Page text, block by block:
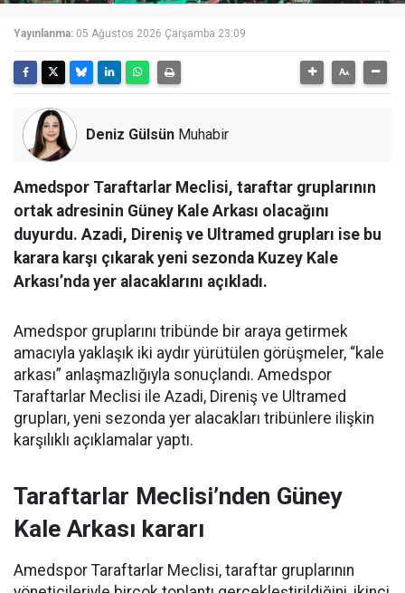
Yayınlanma: 05 Ağustos 2026 Çarşamba 23:09
Deniz Gülsün Muhabir
Amedspor Taraftarlar Meclisi, taraftar gruplarının
ortak adresinin Güney Kale Arkası olacağını
duyurdu. Azadi, Direniş ve Ultramed grupları ise bu
karara karşı çıkarak yeni sezonda Kuzey Kale
Arkası’nda yer alacaklarını açıkladı.
Amedspor gruplarını tribünde bir araya getirmek
amacıyla yaklaşık iki aydır yürütülen görüşmeler, “kale
arkası” anlaşmazlığıyla sonuçlandı. Amedspor
Taraftarlar Meclisi ile Azadi, Direniş ve Ultramed
grupları, yeni sezonda yer alacakları tribünlere ilişkin
karşılıklı açıklamalar yaptı.
Taraftarlar Meclisi’nden Güney
Kale Arkası kararı
Amedspor Taraftarlar Meclisi, taraftar gruplarının